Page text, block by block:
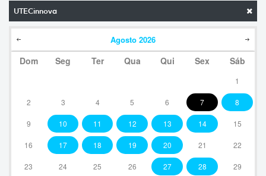
UTECinnova
Agosto 2026
Dom Seg Ter Qua Qui Sex Sáb
1
2 3 4 5 6 7 8
9 10 11 12 13 14 15
16 17 18 19 20 21 22
23 24 25 26 27 28 29